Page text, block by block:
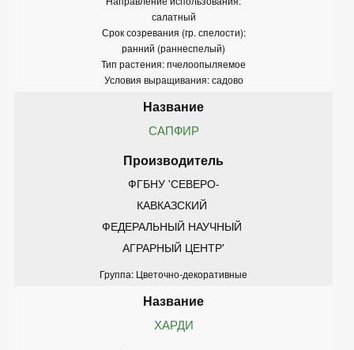
салатный
Срок созревания (гр. спелости):
ранний (раннеспелый)
Тип растения: пчелоопыляемое
Условия выращивания: садово
САПФИР
ФГБНУ 'СЕВЕРО-
КАВКАЗСКИЙ
ФЕДЕРАЛЬНЫЙ НАУЧНЫЙ
АГРАРНЫЙ ЦЕНТР'
Группа: Цветочно-декоративные
ХАРДИ